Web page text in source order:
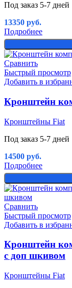
Под заказ 5-7 дней
13350 руб.
Подробнее
Сравнить
Быстрый просмотр
Добавить в
Кронштейн
Кронштейны Fiat
Под заказ 5-7 дней
14500 руб.
Подробнее
Сравнить
Быстрый просмотр
Добавить в
Кронштейн
с доп шкивом
Кронштейны Fiat